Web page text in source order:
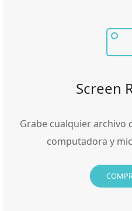
Screen
Grabe cualquier archivo
computadora y